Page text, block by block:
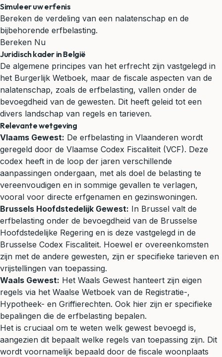
Simuleer uw erfenis
Bereken de verdeling van een nalatenschap en de
bijbehorende erfbelasting.
Bereken Nu
Juridisch kader in België
De algemene principes van het erfrecht zijn vastgelegd in
het Burgerlijk Wetboek, maar de fiscale aspecten van de
nalatenschap, zoals de erfbelasting, vallen onder de
bevoegdheid van de gewesten. Dit heeft geleid tot een
divers landschap van regels en tarieven.
Relevante wetgeving
Vlaams Gewest: De erfbelasting in Vlaanderen wordt
geregeld door de Vlaamse Codex Fiscaliteit (VCF). Deze
codex heeft in de loop der jaren verschillende
aanpassingen ondergaan, met als doel de belasting te
vereenvoudigen en in sommige gevallen te verlagen,
vooral voor directe erfgenamen en gezinswoningen.
Brussels Hoofdstedelijk Gewest: In Brussel valt de
erfbelasting onder de bevoegdheid van de Brusselse
Hoofdstedelijke Regering en is deze vastgelegd in de
Brusselse Codex Fiscaliteit. Hoewel er overeenkomsten
zijn met de andere gewesten, zijn er specifieke tarieven en
vrijstellingen van toepassing.
Waals Gewest: Het Waals Gewest hanteert zijn eigen
regels via het Waalse Wetboek van de Registratie-,
Hypotheek- en Griffierechten. Ook hier zijn er specifieke
bepalingen die de erfbelasting bepalen.
Het is cruciaal om te weten welk gewest bevoegd is,
aangezien dit bepaalt welke regels van toepassing zijn. Dit
wordt voornamelijk bepaald door de fiscale woonplaats